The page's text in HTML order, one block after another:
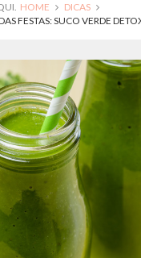
HOME
DICAS
FESTAS: SUCO VERDE